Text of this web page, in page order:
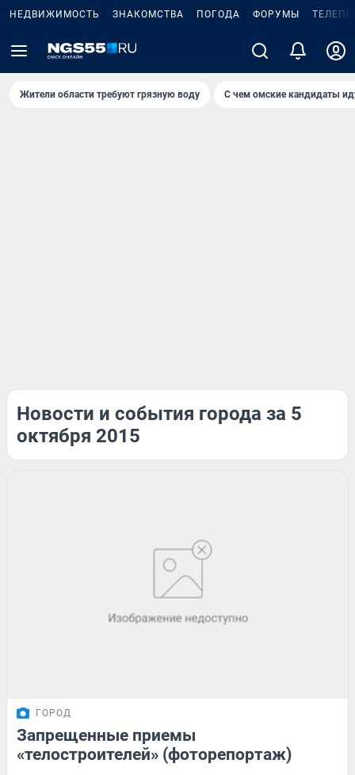
НЕДВИЖИМОСТЬ ЗНАКОМСТВА ПОГОДА ФОРУМЫ
Жители области требуют грязную воду С чем омские кандидаты
Новости и события города за 5
октября 2015
ГОРОД
Запрещенные приемы
«телостроителей» (фоторепортаж)